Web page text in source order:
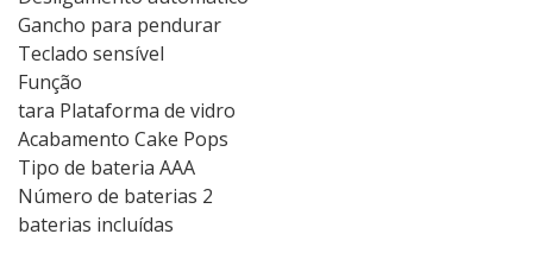
Gancho para pendurar
Teclado sensível
Função
tara Plataforma de vidro
Acabamento Cake Pops
Tipo de bateria AAA
Número de baterias 2
baterias incluídas